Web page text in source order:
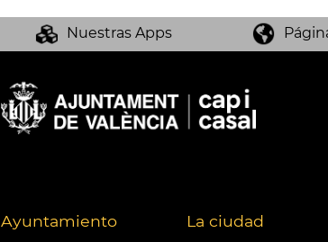
Nuestras Apps
Ayuntamiento La ciudad